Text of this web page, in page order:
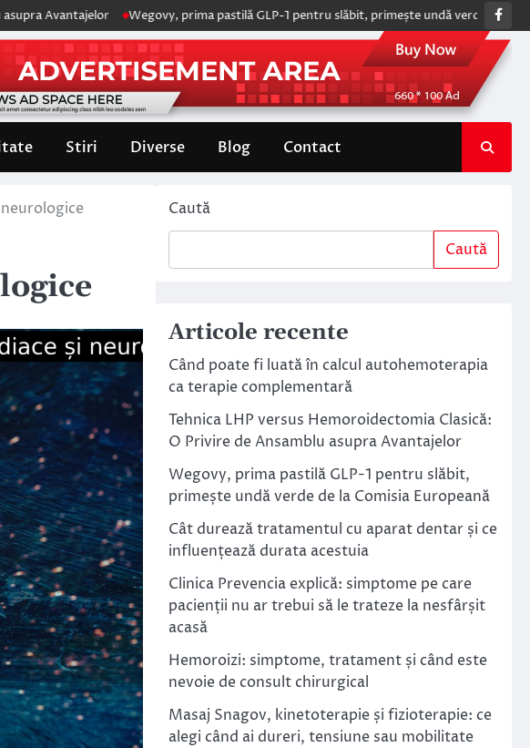
Wegovy, prima pastilă GLP-1 pentru slăbit, primește undă verde de la Comisia
Stiri Diverse Blog Contact
Caută
Caută
Articole recente
Când poate fi luată în calcul autohemoterapia
ca terapie complementară
Tehnica LHP versus Hemoroidectomia Clasică:
O Privire de Ansamblu asupra Avantajelor
Wegovy, prima pastilă GLP-1 pentru slăbit,
primește undă verde de la Comisia Europeană
Cât durează tratamentul cu aparat dentar și ce
influențează durata acestuia
Clinica Prevencia explică: simptome pe care
pacienții nu ar trebui să le trateze la nesfârșit
acasă
Hemoroizi: simptome, tratament și când este
nevoie de consult chirurgical
Masaj Snagov, kinetoterapie și fizioterapie: ce
alegi când ai dureri, tensiune sau mobilitate